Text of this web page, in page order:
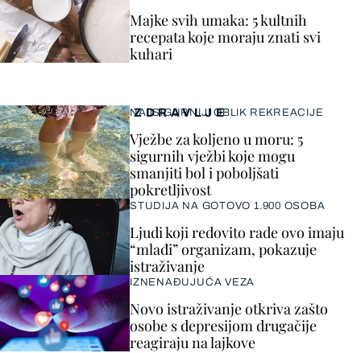
ZDRAVLJE
NAJSIGURNIJI OBLIK REKREACIJE
Vježbe za koljeno u moru: 5
sigurnih vježbi koje mogu
smanjiti bol i poboljšati
pokretljivost
STUDIJA NA GOTOVO 1.900 OSOBA
Ljudi koji redovito rade ovo imaju
“mlađi” organizam, pokazuje
istraživanje
IZNENAĐUJUĆA VEZA
Novo istraživanje otkriva zašto
osobe s depresijom drugačije
reagiraju na lajkove
Majke svih umaka: 5 kultnih
recepata koje moraju znati svi
kuhari